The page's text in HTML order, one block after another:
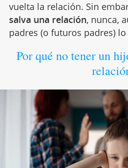
vuelta la relación. Sin
salva una relación, nunca,
padres (o futuros padres)
Por qué no tener un